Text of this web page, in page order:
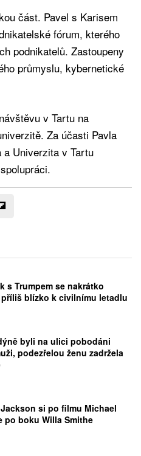
část. Pavel s Karisem
fórum, kterého
podnikatelů. Zastoupeny
průmyslu, kybernetické
v Tartu na
Za účasti Pavla
Univerzita v Tartu
s Trumpem se nakrátko
blízko k civilnímu letadlu
byli na ulici pobodáni
podezřelou ženu zadržela
si po filmu Michael
po boku Willa Smithe